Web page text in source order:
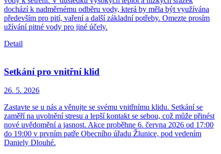
dochází k nadměrnému odběru vody, která by měla být využívána
především pro pití, vaření a další základní potřeby. Omezte prosím
užívání pitné vody pro jiné účely.
Detail
Setkání pro vnitřní klid
26. 5. 2026
Zastavte se u nás a věnujte se svému vnitřnímu klidu. Setkání se
zaměří na uvolnění stresu a lepší kontakt se sebou, což může přinést
nové uvědomění a jasnost. Akce proběhne 6. června 2026 od 17:00
do 19:00 v prvním patře Obecního úřadu Žlunice, pod vedením
Daniely Dlouhé.